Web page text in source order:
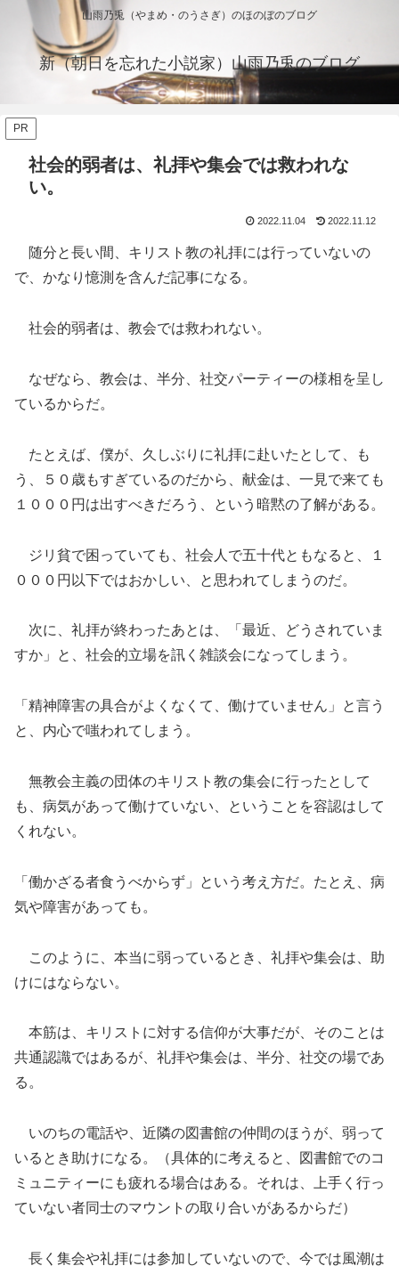
山雨乃兎（やまめ・のうさぎ）のほのぼのブログ
新（朝日を忘れた小説家）山雨乃兎のブログ
PR
社会的弱者は、礼拝や集会では救われな
い。
2022.11.04 2022.11.12
随分と長い間、キリスト教の礼拝には行っていないの
で、かなり憶測を含んだ記事になる。
社会的弱者は、教会では救われない。
なぜなら、教会は、半分、社交パーティーの様相を呈し
ているからだ。
たとえば、僕が、久しぶりに礼拝に赴いたとして、も
う、５０歳もすぎているのだから、献金は、一見で来ても
１０００円は出すべきだろう、という暗黙の了解がある。
ジリ貧で困っていても、社会人で五十代ともなると、１
０００円以下ではおかしい、と思われてしまうのだ。
次に、礼拝が終わったあとは、「最近、どうされていま
すか」と、社会的立場を訊く雑談会になってしまう。
「精神障害の具合がよくなくて、働けていません」と言う
と、内心で嗤われてしまう。
無教会主義の団体のキリスト教の集会に行ったとして
も、病気があって働けていない、ということを容認はして
くれない。
「働かざる者食うべからず」という考え方だ。たとえ、病
気や障害があっても。
このように、本当に弱っているとき、礼拝や集会は、助
けにはならない。
本筋は、キリストに対する信仰が大事だが、そのことは
共通認識ではあるが、礼拝や集会は、半分、社交の場であ
る。
いのちの電話や、近隣の図書館の仲間のほうが、弱って
いるとき助けになる。（具体的に考えると、図書館でのコ
ミュニティーにも疲れる場合はある。それは、上手く行っ
ていない者同士のマウントの取り合いがあるからだ）
長く集会や礼拝には参加していないので、今では風潮は